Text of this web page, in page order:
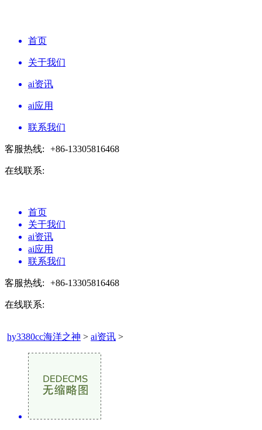
首页
关于我们
ai资讯
ai应用
联系我们
客服热线: +86-13305816468
在线联系:
首页
关于我们
ai资讯
ai应用
联系我们
客服热线: +86-13305816468
在线联系:
hy3380cc海洋之神 > ai资讯 >